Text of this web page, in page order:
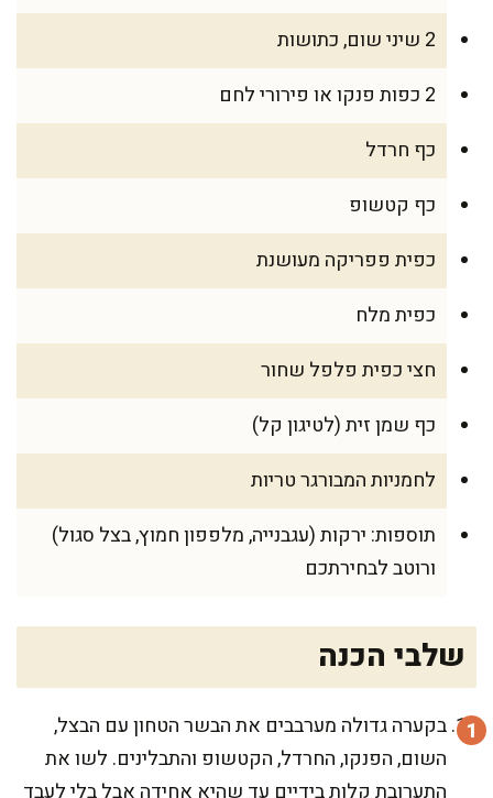
2 שיני שום, כתושות
2 כפות פנקו או פירורי לחם
כף חרדל
כף קטשופ
כפית פפריקה מעושנת
כפית מלח
חצי כפית פלפל שחור
כף שמן זית (לטיגון קל)
לחמניות המבורגר טריות
תוספות: ירקות (עגבנייה, מלפפון חמוץ, בצל סגול)
ורוטב לבחירתכם
שלבי הכנה
בקערה גדולה מערבבים את הבשר הטחון עם הבצל,
השום, הפנקו, החרדל, הקטשופ והתבלינים. לשו את
התערובת קלות בידיים עד שהיא אחידה אבל בלי לעבד